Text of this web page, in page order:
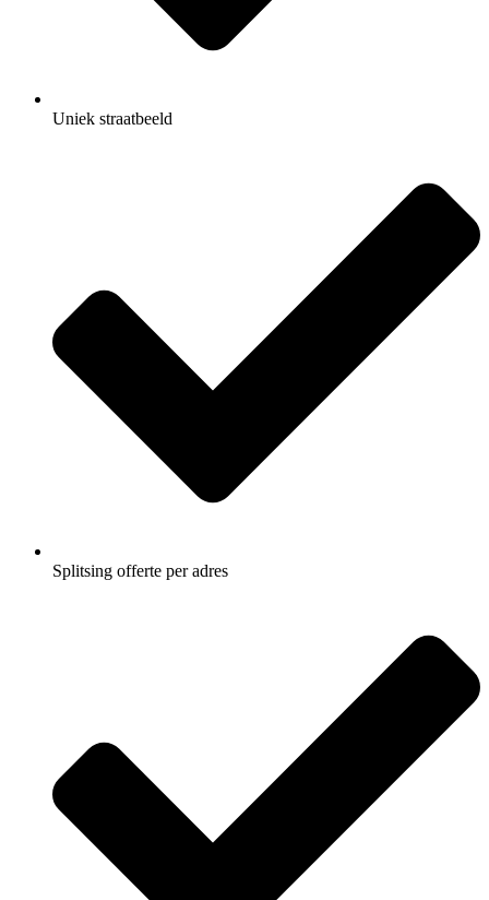
Uniek straatbeeld
Splitsing offerte per adres